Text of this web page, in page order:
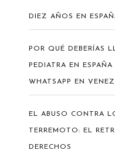
DIEZ AÑOS EN
POR QUÉ DEBERÍAS
PEDIATRA EN
WHATSAPP EN
EL ABUSO CONTRA
TERREMOTO: EL
DERECHOS